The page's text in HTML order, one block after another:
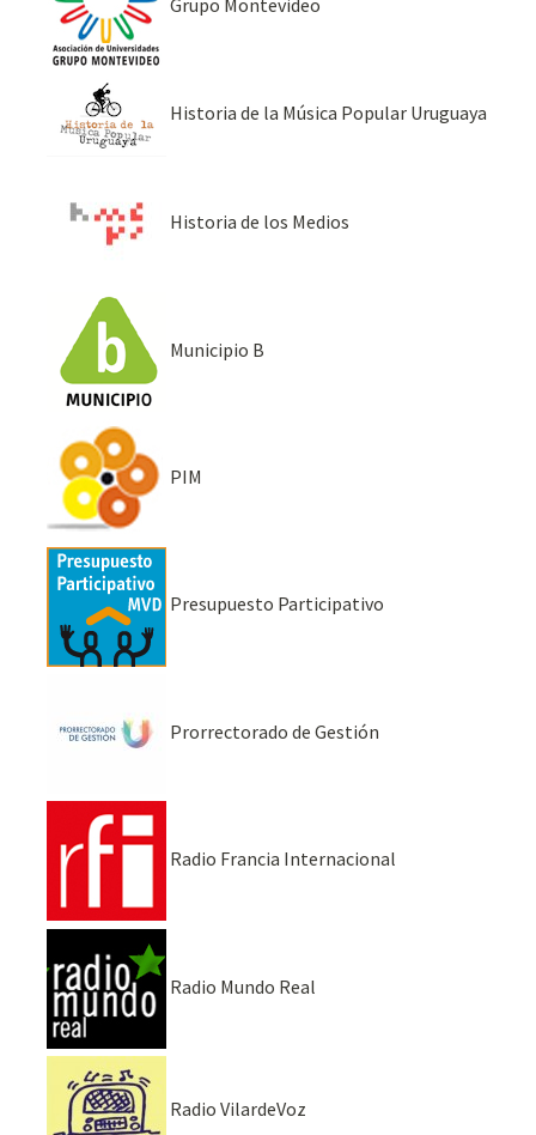
Historia de la Música Popular Uruguaya
Historia de los Medios
Municipio B
PIM
Presupuesto Participativo
Prorrectorado de Gestión
Radio Francia Internacional
Radio Mundo Real
Radio VilardeVoz